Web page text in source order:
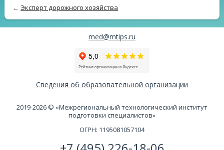
← Эксперт дорожного хозяйства
med@mtips.ru
Сведения об образовательной организации
2019-2026 © «Межрегиональный технологический институт
подготовки специалистов»
ОГРН: 1195081057104